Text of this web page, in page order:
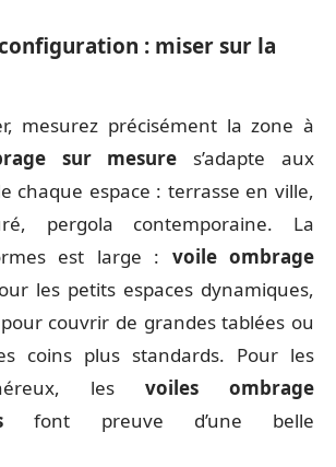
: miser sur la
mesurez précisément la zone à
sur mesure s’adapte aux
chaque espace : terrasse en ville,
pergola contemporaine. La
est large : voile ombrage
les petits espaces dynamiques,
pour couvrir de grandes tablées ou
coins plus standards. Pour les
les voiles ombrage
font preuve d’une belle